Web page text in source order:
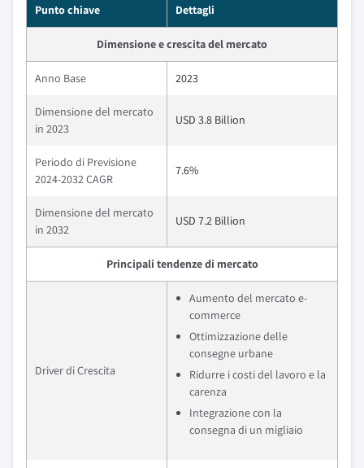
Punto chiave Dettagli
Dimensione e crescita del mercato
Anno Base 2023
Dimensione del mercato
in 2023
USD 3.8 Billion
Periodo di Previsione
2024-2032 CAGR
7.6%
Dimensione del mercato
in 2032
USD 7.2 Billion
Principali tendenze di mercato
Driver di Crescita
Aumento del mercato e-
commerce
Ottimizzazione delle
consegne urbane
Ridurre i costi del lavoro e la
carenza
Integrazione con la
consegna di un migliaio